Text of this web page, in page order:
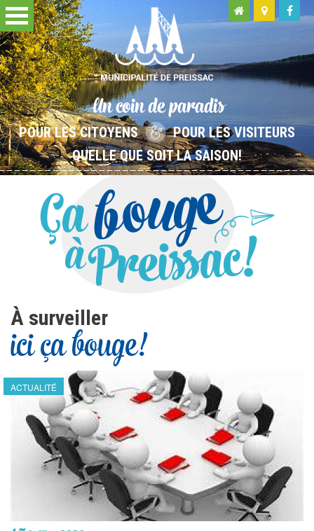
Un coin de paradis
POUR LES CITOYENS
POUR LES VISITEURS
QUELLE QUE SOIT LA SAISON!
À surveiller
ici ça bouge!
ACTUALITÉ